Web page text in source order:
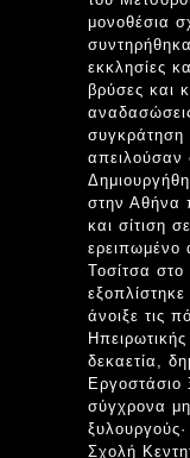
μονοθέσια
εκκλησίες
βρύσες και
συγκράτηση
απειλούσαν
στην Αθήνα
και σίτιση
ερειπωμένο
Τοσίτσα
άνοιξε τις
δεκαετία,
Εργοστάσιο
σύγχρονα
Σχολή